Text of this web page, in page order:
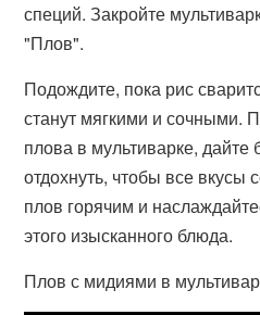
специй. Закройте
"Плов".
Подождите, пока рис
станут мягкими и сочными.
плова в мультиварке, дайте
отдохнуть, чтобы все вкусы
плов горячим и
этого изысканного блюда.
Плов с мидиями в